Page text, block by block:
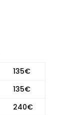
135€
135€
240€